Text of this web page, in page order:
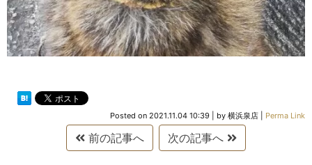
Posted on 2021.11.04 10:39 by 横浜泉店 Perma Link
前の記事へ 次の記事へ